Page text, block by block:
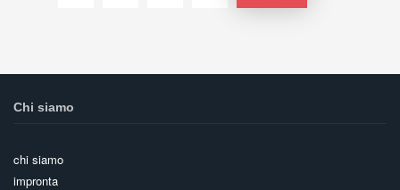
Chi siamo
chi siamo
impronta